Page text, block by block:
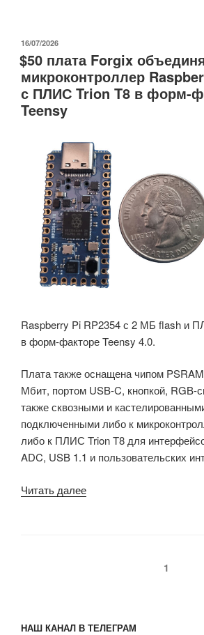
превращает
Raspberry
Pi
в
USB-
адаптер
Wi-
Fi,
не
требующий
драйверов»
ОПУБЛИКОВАНО
16/07/2026
$50 плата Forgix
микроконтроллер
с ПЛИС Trion T8 в форм-
Teensy
Raspberry Pi RP2354 с 2 МБ flash и
в форм-факторе Teensy 4.0.
Плата также оснащена чипом
Мбит, портом USB-C, кнопкой, RGB-
также сквозными и
подключенными либо к
либо к ПЛИС Trion T8 для
ADC, USB 1.1 и пользовательских
Читать далее«$50
с
1
НАШ КАНАЛ В ТЕЛЕГРАМ